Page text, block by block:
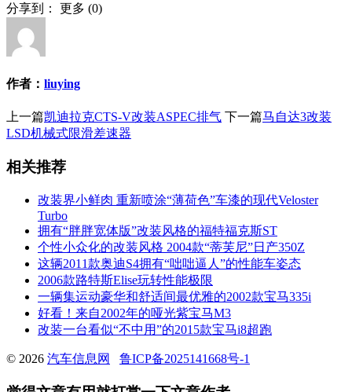
分享到： 更多 (0)
作者： liuying
上一篇凯迪拉克CTS-V改装ASPEC排气 下一篇马自达3改装
LSD机械式限滑差速器
相关推荐
改装界小鲜肉 重新喷涂“薄荷色”车漆的现代Veloster
Turbo
拥有“胖胖宽体版”改装风格的福特福克斯ST
个性小众化的改装风格 2004款“蒂芙尼”日产350Z
这辆2011款奥迪S4拥有“咄咄逼人”的性能车姿态
2006款路特斯Elise玩转性能极限
一辆集运动豪华和舒适间最优雅的2002款宝马335i
好看！来自2002年的哑光紫宝马M3
改装一台看似“不中用”的2015款宝马i8超跑
© 2026 汽车信息网 鲁ICP备2025141668号-1